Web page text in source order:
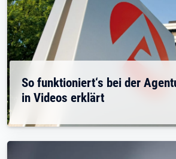
So funktioniert‘s bei der
in Videos erklärt